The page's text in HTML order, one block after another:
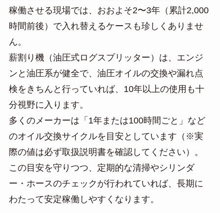
稼働させる現場では、おおよそ2〜3年（累計2,000
時間前後）で入れ替えるケースも珍しくありませ
ん。
薪割り機（油圧式ログスプリッター）は、エンジ
ンと油圧系が健全で、油圧オイルの交換や漏れ点
検をきちんと行っていれば、10年以上の使用も十
分視野に入ります。
多くのメーカーは「1年または100時間ごと」など
のオイル交換サイクルを目安としています（※実
際の値は必ず取扱説明書を確認してください）。
この目安を守りつつ、定期的な清掃やシリンダ
ー・ホースのチェックが行われていれば、長期に
わたって安定稼働しやすくなります。